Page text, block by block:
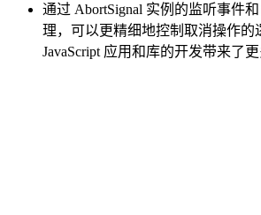
通过 AbortSignal 实例的监听事件
理，可以更精细地控制取消操作的
JavaScript 应用和库的开发带来了